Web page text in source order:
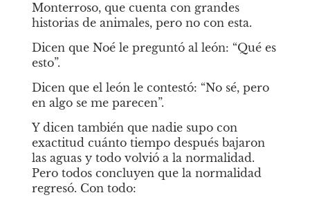
Monterroso, que cuenta con grandes
historias de animales, pero no con esta.
Dicen que Noé le preguntó al león: “Qué es
esto”.
Dicen que el león le contestó: “No sé, pero
en algo se me parecen”.
Y dicen también que nadie supo con
exactitud cuánto tiempo después bajaron
las aguas y todo volvió a la normalidad.
Pero todos concluyen que la normalidad
regresó. Con todo: